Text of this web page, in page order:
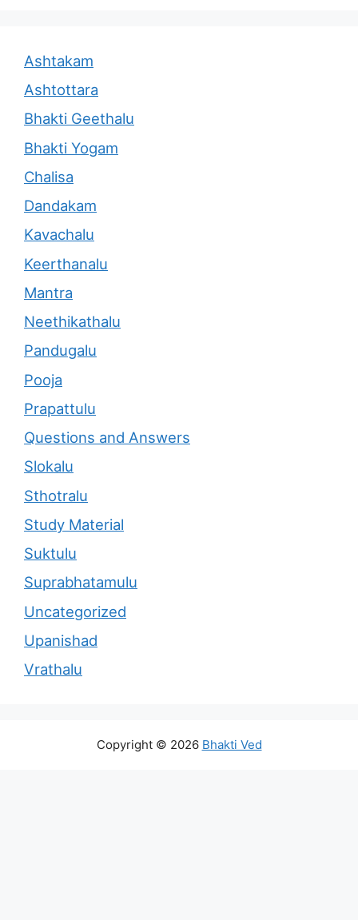
Ashtakam
Ashtottara
Bhakti Geethalu
Bhakti Yogam
Chalisa
Dandakam
Kavachalu
Keerthanalu
Mantra
Neethikathalu
Pandugalu
Pooja
Prapattulu
Questions and Answers
Slokalu
Sthotralu
Study Material
Suktulu
Suprabhatamulu
Uncategorized
Upanishad
Vrathalu
Copyright © 2026 Bhakti Ved